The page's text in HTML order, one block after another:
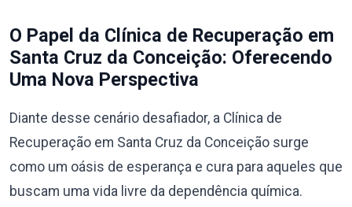
O Papel da Clínica de Recuperação em
Santa Cruz da Conceição: Oferecendo
Uma Nova Perspectiva
Diante desse cenário desafiador, a Clínica de
Recuperação em Santa Cruz da Conceição surge
como um oásis de esperança e cura para aqueles que
buscam uma vida livre da dependência química.